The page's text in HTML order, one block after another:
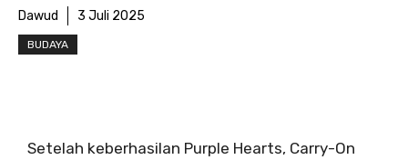
Dawud 3 Juli 2025
BUDAYA
Setelah keberhasilan Purple Hearts, Carry-On